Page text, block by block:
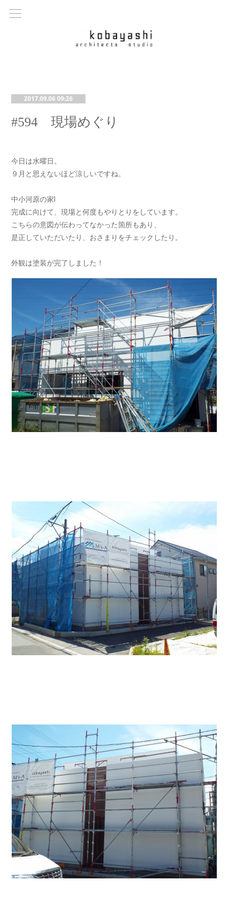
2017.09.06 09:26
#594 現場めぐり
今日は水曜日。
９月と思えないほど涼しいですね。
中小河原の家Ⅰ
完成に向けて、現場と何度もやりとりをしています。
こちらの意図が伝わってなかった箇所もあり、
是正していただいたり、おさまりをチェックしたり。
外観は塗装が完了しました！